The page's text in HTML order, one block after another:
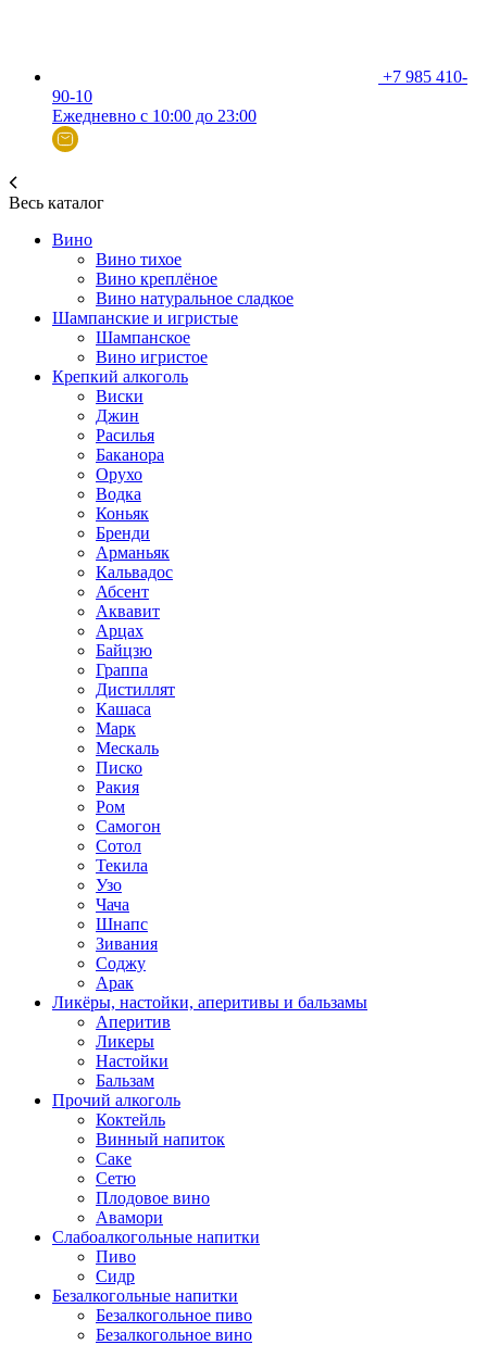
+7 985 410-
90-10
Ежедневно с 10:00 до 23:00
Весь каталог
Вино
Вино тихое
Вино креплёное
Вино натуральное сладкое
Шампанские и игристые
Шампанское
Вино игристое
Крепкий алкоголь
Виски
Джин
Расилья
Баканора
Орухо
Водка
Коньяк
Бренди
Арманьяк
Кальвадос
Абсент
Аквавит
Арцах
Байцзю
Граппа
Дистиллят
Кашаса
Марк
Мескаль
Писко
Ракия
Ром
Самогон
Сотол
Текила
Узо
Чача
Шнапс
Зивания
Соджу
Арак
Ликёры, настойки, аперитивы и бальзамы
Аперитив
Ликеры
Настойки
Бальзам
Прочий алкоголь
Коктейль
Винный напиток
Саке
Сетю
Плодовое вино
Авамори
Слабоалкогольные напитки
Пиво
Сидр
Безалкогольные напитки
Безалкогольное пиво
Безалкогольное вино